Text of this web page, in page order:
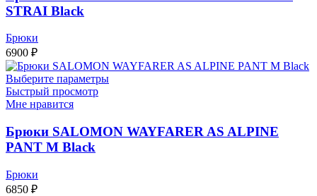
STRAI Black
Брюки
6900 ₽
Выберите параметры
Быстрый просмотр
Мне нравится
Брюки SALOMON WAYFARER AS ALPINE
PANT M Black
Брюки
6850 ₽